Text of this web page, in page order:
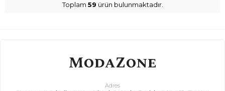
Toplam 59 ürün bulunmaktadır.
Adres